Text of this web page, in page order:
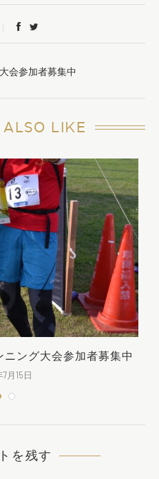
会参加者募集中
LIKE
ング大会参加者募集中
7月15日
を残す